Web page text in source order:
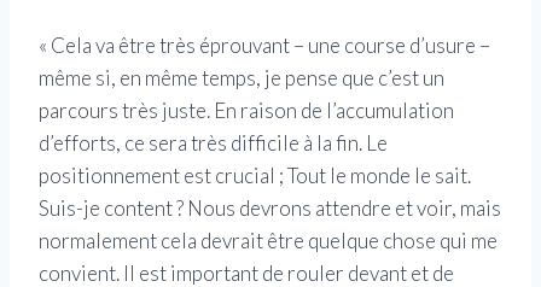
« Cela va être très éprouvant – une course d’usure –
même si, en même temps, je pense que c’est un
parcours très juste. En raison de l’accumulation
d’efforts, ce sera très difficile à la fin. Le
positionnement est crucial ; Tout le monde le sait.
Suis-je content ? Nous devrons attendre et voir, mais
normalement cela devrait être quelque chose qui me
convient. Il est important de rouler devant et de